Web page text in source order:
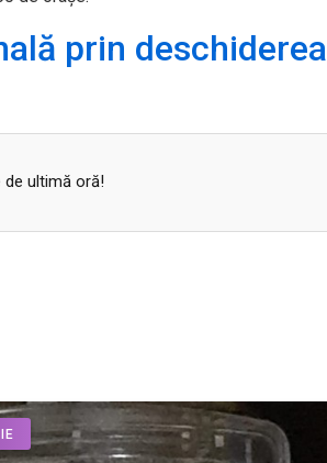
prin deschiderea
de ultimă oră!